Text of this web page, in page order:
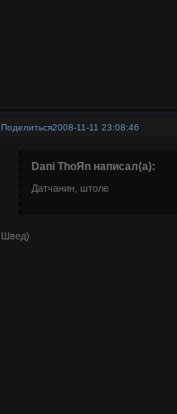
Поделиться2008-11-11 23:08:46
Dani ThoЯn написал(а):
Датчанин, штоле
Швед)